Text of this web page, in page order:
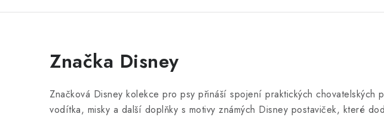
Značka Disney
Značková Disney kolekce pro psy přináší spojení praktických
vodítka, misky a další doplňky s motivy známých Disney postaviček, které